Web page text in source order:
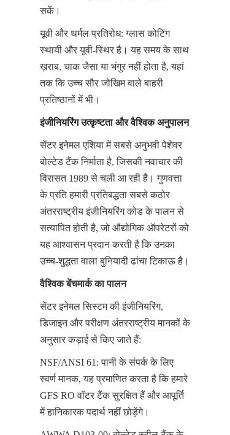
सकें।
यूवी और थर्मल प्रतिरोध: ग्लास कोटिंग
स्थायी और यूवी-स्थिर है। यह समय के साथ
ख़राब, चाक जैसा या भंगुर नहीं होता है, यहां
तक कि उच्च सौर जोखिम वाले बाहरी
प्रतिष्ठानों में भी।
इंजीनियरिंग उत्कृष्टता और वैश्विक अनुपालन
सेंटर इनेमल एशिया में सबसे अनुभवी पेशेवर
बोल्टेड टैंक निर्माता है, जिसकी नवाचार की
विरासत 1989 से चली आ रही है। गुणवत्ता
के प्रति हमारी प्रतिबद्धता सबसे कठोर
अंतरराष्ट्रीय इंजीनियरिंग कोड के पालन से
सत्यापित होती है, जो औद्योगिक ऑपरेटरों को
यह आश्वासन प्रदान करती है कि उनका
उच्च-शुद्धता वाला बुनियादी ढांचा टिकाऊ है।
वैश्विक बेंचमार्क का पालन
सेंटर इनेमल सिस्टम की इंजीनियरिंग,
डिजाइन और परीक्षण अंतरराष्ट्रीय मानकों के
अनुसार कड़ाई से किए जाते हैं:
NSF/ANSI 61: पानी के संपर्क के लिए
स्वर्ण मानक, यह प्रमाणित करता है कि हमारे
GFS RO वॉटर टैंक सुरक्षित हैं और आपूर्ति
में हानिकारक पदार्थ नहीं छोड़ेंगे।